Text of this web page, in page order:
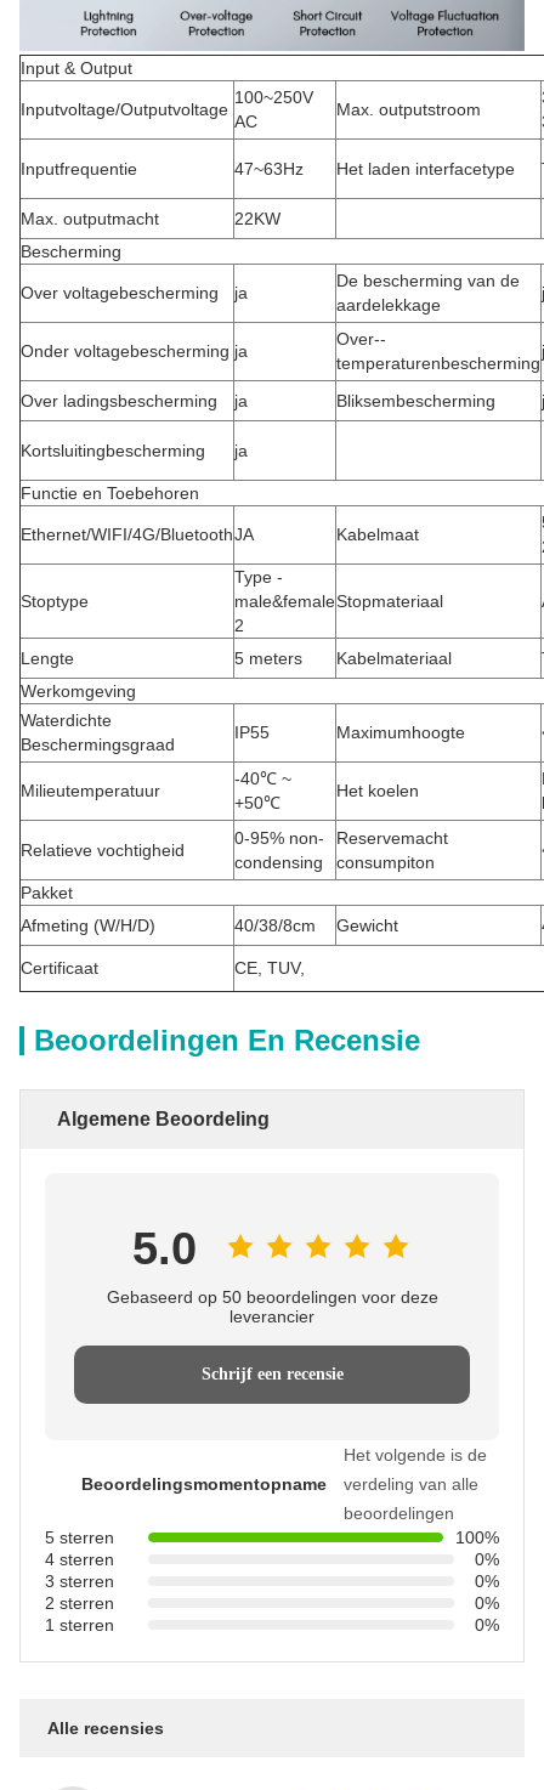
Input & Output
Inputvoltage/Outputvoltage
100~250V
AC
Max. outputstroom
Inputfrequentie 47~63Hz Het laden interfacetype
Max. outputmacht
22KW
Bescherming
Over voltagebescherming ja
De bescherming van de
aardelekkage
Onder voltagebescherming ja
Over--
temperaturenbescherming
Over ladingsbescherming ja Bliksembescherming
Kortsluitingbescherming ja
Functie en Toebehoren
Ethernet/WIFI/4G/BluetoothJA Kabelmaat
Stoptype
Type -
male&female
2
Stopmateriaal
Lengte 5 meters Kabelmateriaal
Werkomgeving
Waterdichte
Beschermingsgraad
IP55 Maximumhoogte
Milieutemperatuur
-40℃ ~
+50℃
Het koelen
Relatieve vochtigheid
0-95% non-
condensing
Reservemacht
consumpiton
Pakket
Afmeting (W/H/D)
40/38/8cm Gewicht
Certificaat CE, TUV,
Beoordelingen En Recensie
Algemene Beoordeling
5.0
Gebaseerd op 50 beoordelingen voor deze
leverancier
Schrijf een recensie
Beoordelingsmomentopname
Het volgende is de
verdeling van alle
beoordelingen
5 sterren
100%
4 sterren
0%
3 sterren
0%
2 sterren
0%
1 sterren
0%
Alle recensies